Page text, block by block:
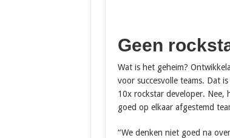
Geen
Wat is het geheim?
voor succesvolle teams. Dat
10x rockstar developer. Nee,
goed op elkaar afgestemd
“We denken niet goed na